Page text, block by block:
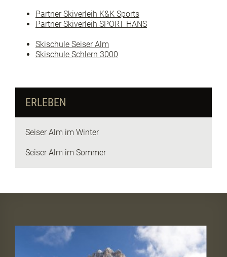
Partner Skiverleih K&K Sports
Partner Skiverleih SPORT HANS
Skischule Seiser Alm
Skischule Schlern 3000
ERLEBEN
Seiser Alm im Winter
Seiser Alm im Sommer